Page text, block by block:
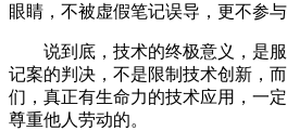
眼睛，不被虚假笔记误导，更不参
说到底，技术的终极意义，是
记案的判决，不是限制技术创新，
们，真正有生命力的技术应用，一
尊重他人劳动的。